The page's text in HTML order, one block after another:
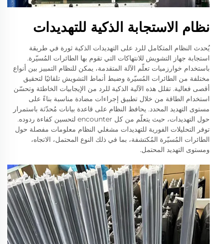
نظام الاستجابة الذكية للتهديدات
يُحدث النظام المتكامل للرد على التهديدات الذكية ثورة في طريقة
استجابة جهاز التشويش للانتهاكات التي تقوم بها الطائرات المُسيّرة.
باستخدام خوارزميات تعلّم الآلة المتقدمة، يمكن للنظام التمييز بين أنواع
مختلفة من الطائرات المُسيّرة وضبط أنماط التشويش تلقائيًا لتحقيق
أقصى فعالية. تقلل هذه الآلية الذكية للرد من الإيجابيات الخاطئة وتحسّن
استخدام الطاقة من خلال تطبيق إجراءات مضادة مناسبة بناءً على
مستوى التهديد المحدد. يحافظ النظام على قاعدة بيانات مُحدّثة باستمرار
حول التهديدات، حيث يتعلّم من كل encounter لتحسين كفاءة ردوده.
توفر التحليلات الفورية للتهديدات مشغلي النظام معلومات مفصلة حول
الطائرات المُسيّرة المُكتشفة، بما في ذلك النوع المحتمل، الاتجاه،
ومستوى التهديد المحتمل.